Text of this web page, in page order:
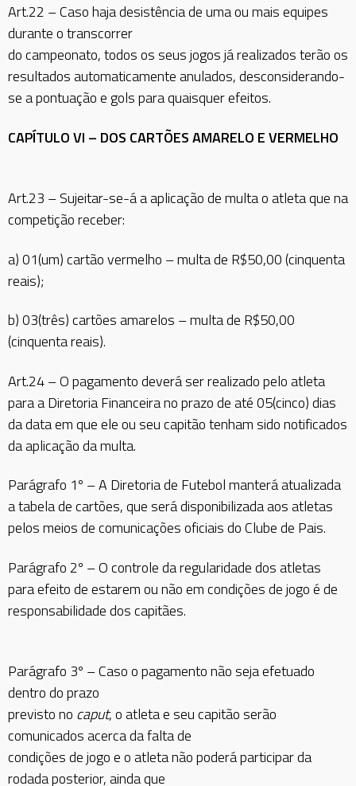
Art.22 – Caso haja desistência de uma ou mais equipes
durante o transcorrer
do campeonato, todos os seus jogos já realizados terão os
resultados automaticamente anulados, desconsiderando-
se a pontuação e gols para quaisquer efeitos.
CAPÍTULO VI – DOS CARTÕES AMARELO E VERMELHO
Art.23 – Sujeitar-se-á a aplicação de multa o atleta que na
competição receber:
a) 01(um) cartão vermelho – multa de R$50,00 (cinquenta
reais);
b) 03(três) cartões amarelos – multa de R$50,00
(cinquenta reais).
Art.24 – O pagamento deverá ser realizado pelo atleta
para a Diretoria Financeira no prazo de até 05(cinco) dias
da data em que ele ou seu capitão tenham sido notificados
da aplicação da multa.
Parágrafo 1º – A Diretoria de Futebol manterá atualizada
a tabela de cartões, que será disponibilizada aos atletas
pelos meios de comunicações oficiais do Clube de Pais.
Parágrafo 2º – O controle da regularidade dos atletas
para efeito de estarem ou não em condições de jogo é de
responsabilidade dos capitães.
Parágrafo 3º – Caso o pagamento não seja efetuado
dentro do prazo
previsto no caput, o atleta e seu capitão serão
comunicados acerca da falta de
condições de jogo e o atleta não poderá participar da
rodada posterior, ainda que